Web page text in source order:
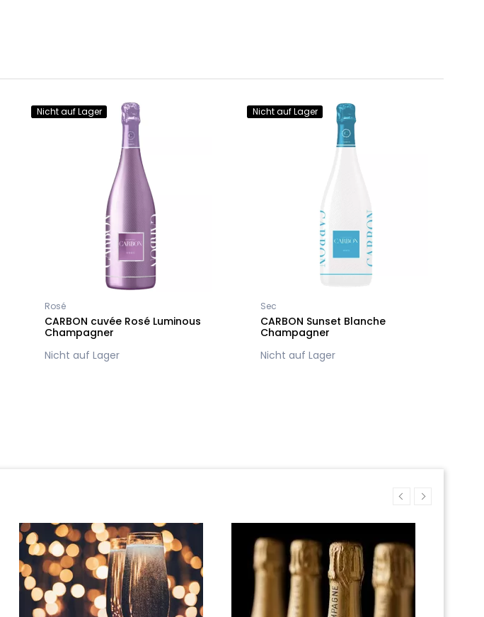
Nicht auf Lager
Rosé
CARBON cuvée Rosé Luminous
Champagner
Nicht auf Lager
Nicht auf Lager
Sec
CARBON Sunset Blanche
Champagner
Nicht auf Lager